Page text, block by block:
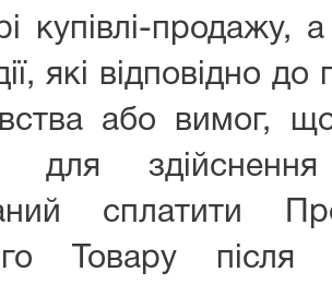
купівлі-продажу,
які відповідно до
або вимог,
для
сплатити
Товару